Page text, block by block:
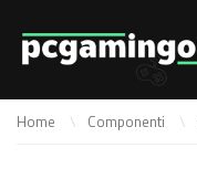
Home Componenti